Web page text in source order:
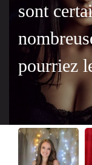
sont
pourriez